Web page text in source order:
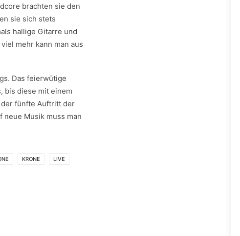
brachten sie den
sie sich stets
hallige Gitarre und
mehr kann man aus
Das feierwütige
bis diese mit einem
der fünfte Auftritt der
neue Musik muss man
KRONE LIVE